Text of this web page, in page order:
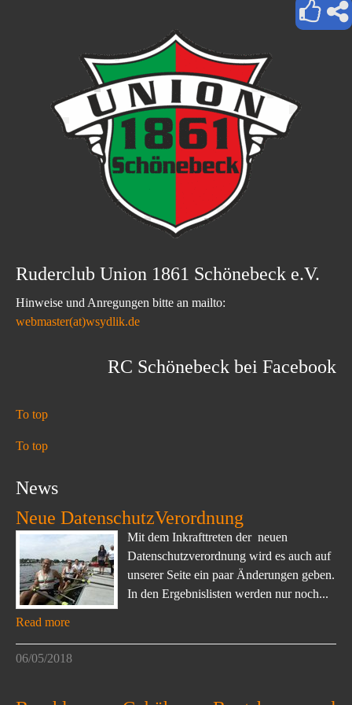
Ruderclub Union 1861 Schönebeck e.V.
Hinweise und Anregungen bitte an mailto:
webmaster(at)wsydlik.de
RC Schönebeck bei Facebook
To top
To top
News
Neue DatenschutzVerordnung
Mit dem Inkrafttreten der neuen
Datenschutzverordnung wird es auch auf
unserer Seite ein paar Änderungen geben.
In den Ergebnislisten werden nur noch...
Read more
06/05/2018